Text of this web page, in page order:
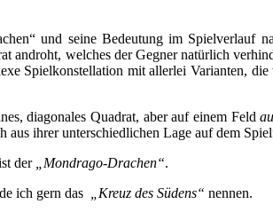
und seine Bedeutung im Spielverlauf
androht, welches der Gegner natürlich
Spielkonstellation mit allerlei Varianten,
diagonales Quadrat, aber auf einem Feld
ihrer unterschiedlichen Lage auf dem
der
„Mondrago-Drachen“.
ich gern das
„Kreuz des Südens“ nennen.